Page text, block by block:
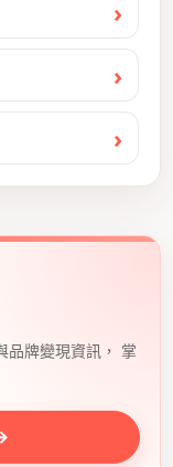
品牌變現資訊， 掌